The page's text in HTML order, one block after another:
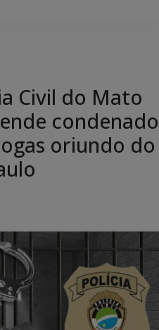
Civil do Mato
condenado
oriundo do